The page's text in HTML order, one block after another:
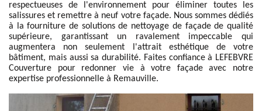
respectueuses de l'environnement pour éliminer toutes les
salissures et remettre à neuf votre façade. Nous sommes dédiés
à la fourniture de solutions de nettoyage de façade de qualité
supérieure, garantissant un ravalement impeccable qui
augmentera non seulement l'attrait esthétique de votre
bâtiment, mais aussi sa durabilité. Faites confiance à LEFEBVRE
Couverture pour redonner vie à votre façade avec notre
expertise professionnelle à Remauville.